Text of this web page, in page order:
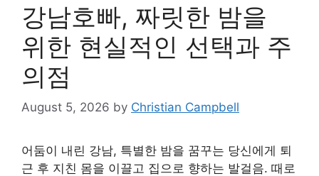
강남호빠, 짜릿한 밤을
위한 현실적인 선택과 주
의점
August 5, 2026 by Christian Campbell
어둠이 내린 강남, 특별한 밤을 꿈꾸는 당신에게 퇴
근 후 지친 몸을 이끌고 집으로 향하는 발걸음. 때로